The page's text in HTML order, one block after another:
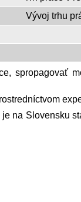
Vývoj trhu
spropagovať
na Slovensku